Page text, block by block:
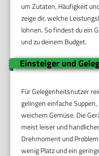
um Zutaten, Häufigkeit
zeige dir, welche
lohnen. So findest du ein
und zu deinem Budget.
Einsteiger und
Für Gelegenheitsnutzer
gelingen einfache
weichem Gemüse. Die
meist leiser und
Drehmoment und
wenig Platz und ein